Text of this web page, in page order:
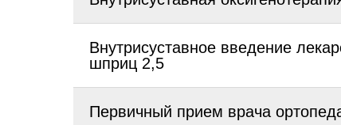
Внутрисуставное введение
шприц 2,5
Первичный прием врача